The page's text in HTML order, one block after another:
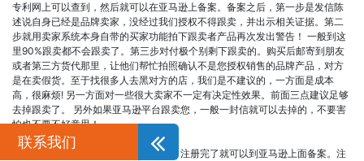
专利网上可以查到，然后就可以在亚马逊上备案。备案之后，第一步是发信陈
述说自身已经是品牌卖家，没经过我们授权不得跟卖，并出示相关证据。第二
步就用卖家系统本身自带的买家功能拍下跟卖者产品再次发出警告！ 一般到这
里90%跟卖都不会跟卖了。第三步对付极个别剩下跟卖的。购买后邮寄到朋友
或者第三方货代那里，让他们帮忙拍照确认不是您授权销售的品牌产品，对方
是在卖假货。至于找很多人去黑对方的店，我们是不建议的，一方面是成本
高，很麻烦! 另一方面对一些很大卖家不一定有决定性效果。前面三点建议足够
去掉跟卖了。 另外如果亚马逊平台跟卖您，一般一封信就可以去掉的，不要害
怕也不要不好意思！
关于品牌备案和注册流程
一、 品牌注册。可通过代理公司注册，注册完了就可以到亚马逊上面备案。注
联系我们